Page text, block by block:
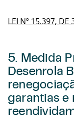
LEI Nº 15.397, DE
5. Medida
Desenrola
garantias e